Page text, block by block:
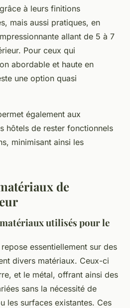
à leurs finitions
mais aussi pratiques, en
allant de 5 à 7
Pour ceux qui
abordable et haute en
une option quasi
également aux
hôtels de rester fonctionnels
minimisant ainsi les
de
utilisés pour le
repose essentiellement sur des
divers matériaux. Ceux-ci
et le métal, offrant ainsi des
sans la nécessité de
les surfaces existantes. Ces